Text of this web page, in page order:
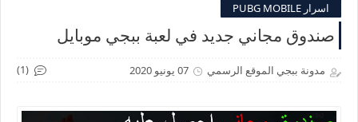
اسرار PUBG MOBILE
صندوق مجاني جديد في لعبة ببجي موبايل
مدونة ببجي الموقع الرسمي 07 يونيو 2020 (1)